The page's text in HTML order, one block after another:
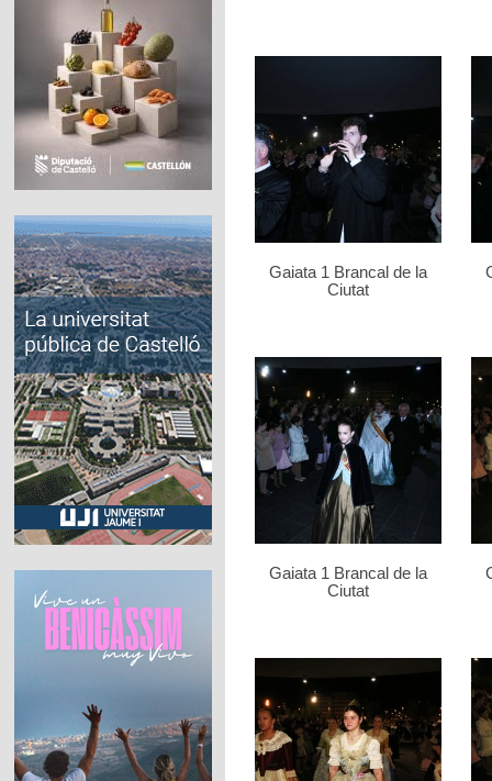
Gaiata 1 Brancal de la
Ciutat
Gaiata 1 Brancal de la
Ciutat